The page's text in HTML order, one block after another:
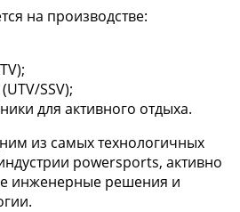
на производстве:
SSV);
для активного отдыха.
из самых технологичных
powersports, активно
инженерные решения и